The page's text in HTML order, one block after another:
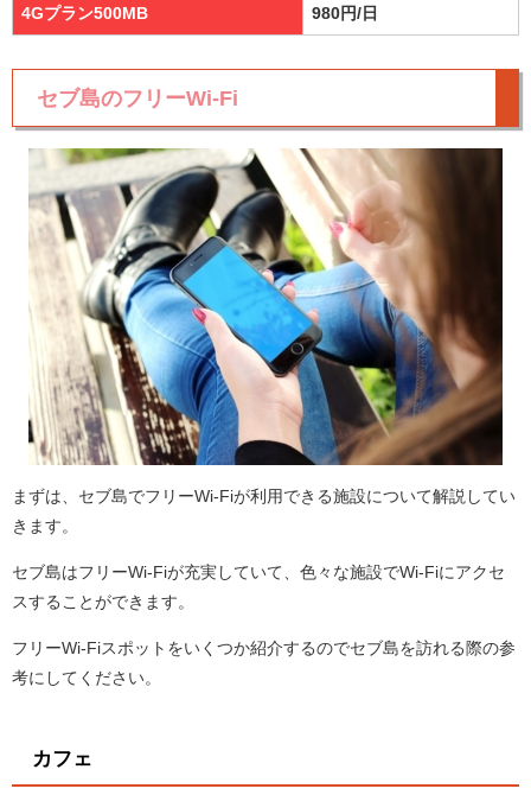
4Gプラン500MB 980円/日
セブ島のフリーWi-Fi
まずは、セブ島でフリーWi-Fiが利用できる施設について解説してい
きます。
セブ島はフリーWi-Fiが充実していて、色々な施設でWi-Fiにアクセ
スすることができます。
フリーWi-Fiスポットをいくつか紹介するのでセブ島を訪れる際の参
考にしてください。
カフェ